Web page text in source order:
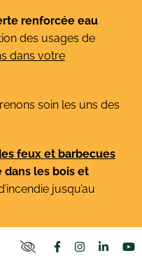
renforcée eau
des usages de
dans votre
soin les uns des
feux et barbecues
dans les bois et
jusqu’au
Lien vers le
Lien vers
Lien